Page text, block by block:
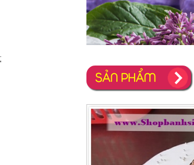
;
SẢN PHẨM